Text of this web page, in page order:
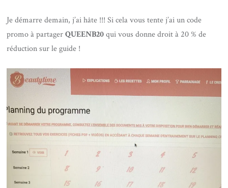
Je démarre demain, j’ai hâte !!! Si cela vous tente j’ai un code
promo à partagerQUEENB20qui vous donne droit à 20 % de
réduction sur le guide !